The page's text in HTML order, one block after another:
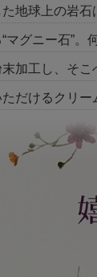
た地球上の岩
マグニー石”。
加工し、そこ
だけるクリー